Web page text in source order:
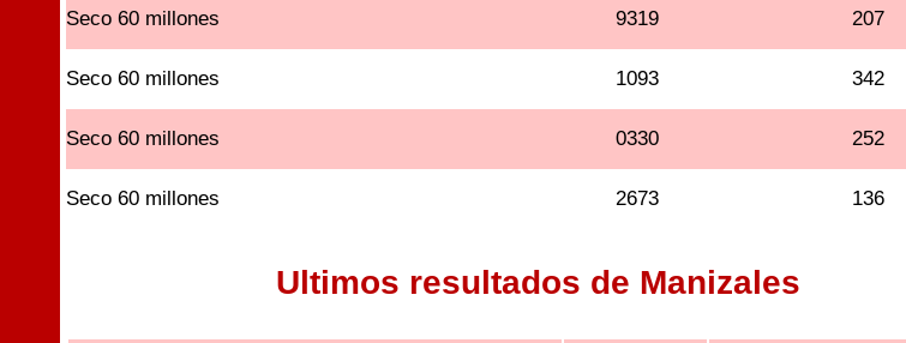
Seco 60 millones 9319 207
Seco 60 millones 1093 342
Seco 60 millones 0330 252
Seco 60 millones 2673 136
Ultimos resultados de Manizales